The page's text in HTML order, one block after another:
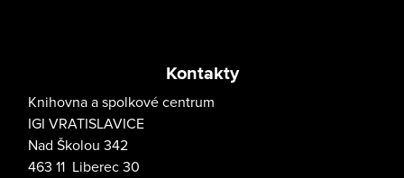
Kontakty
Knihovna a spolkové centrum
IGI VRATISLAVICE
Nad Školou 342
463 11 Liberec 30